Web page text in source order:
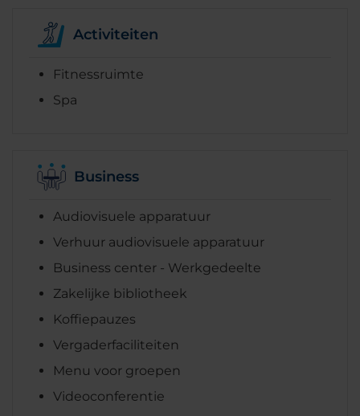
Activiteiten
Fitnessruimte
Spa
Business
Audiovisuele apparatuur
Verhuur audiovisuele apparatuur
Business center - Werkgedeelte
Zakelijke bibliotheek
Koffiepauzes
Vergaderfaciliteiten
Menu voor groepen
Videoconferentie